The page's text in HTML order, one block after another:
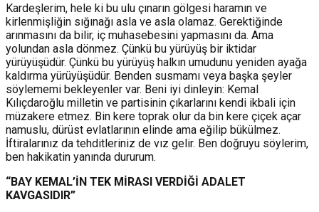
Kardeşlerim, hele ki bu ulu çınarın gölgesi haramın ve
kirlenmişliğin sığınağı asla ve asla olamaz. Gerektiğinde
arınmasını da bilir, iç muhasebesini yapmasını da. Ama
yolundan asla dönmez. Çünkü bu yürüyüş bir iktidar
yürüyüşüdür. Çünkü bu yürüyüş halkın umudunu yeniden ayağa
kaldırma yürüyüşüdür. Benden susmamı veya başka şeyler
söylememi bekleyenler var. Beni iyi dinleyin: Kemal
Kılıçdaroğlu milletin ve partisinin çıkarlarını kendi ikbali için
müzakere etmez. Bin kere toprak olur da bin kere çiçek açar
namuslu, dürüst evlatlarının elinde ama eğilip bükülmez.
İftiralarınız da tehditleriniz de vız gelir. Ben doğruyu söylerim,
ben hakikatin yanında dururum.
“BAY KEMAL’İN TEK MİRASI VERDİĞİ ADALET
KAVGASIDIR”